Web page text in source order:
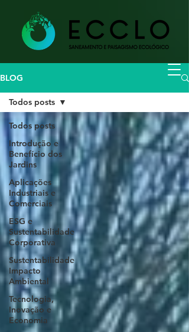
BLOG
Todos posts
Introdução e
Benefício dos
Jardins
Aplicações
Industriais e
Comerciais
ESG e
Sustentabilidade
Corporativa
Sustentabilidade
Impacto
Ambiental
Tecnologia,
Inovação e
Economia
Todos posts